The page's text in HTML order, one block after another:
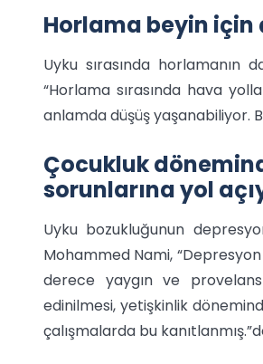
Horlama beyin için
Uyku sırasında horlamanın
“Horlama sırasında hava
anlamda düşüş yaşanabiliyor.
Çocukluk
sorunlarına yol
Uyku bozukluğunun
Mohammed Nami,
derece yaygın ve
edinilmesi, yetişkinlik
çalışmalarda bu